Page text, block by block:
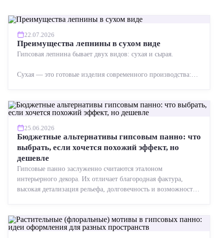
22.07.2026
Преимущества лепнины в сухом виде
Гипсовая лепнина бывает двух видов: сухая и сырая.
Сухая — это готовые изделия современного производства:
25.06.2026
Бюджетные альтернативы гипсовым панно: что
выбрать, если хочется похожий эффект, но
дешевле
Гипсовые панно заслуженно считаются эталоном
интерьерного декора. Их отличает благородная фактура,
высокая детализация рельефа, долговечность и возможность